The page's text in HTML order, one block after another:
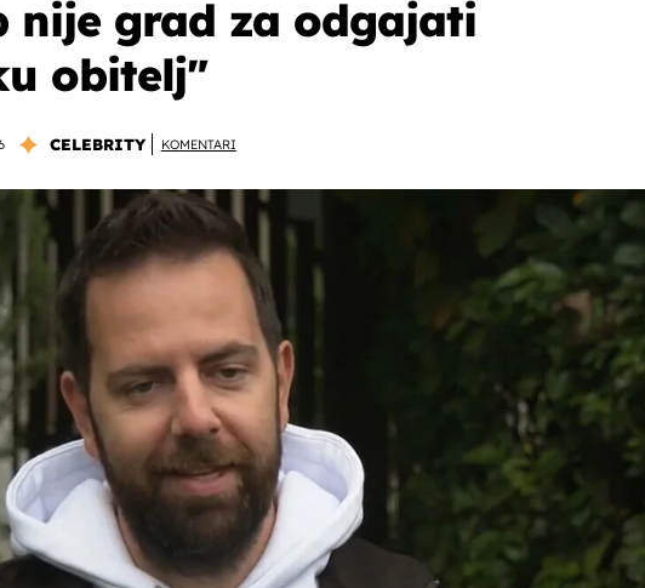
nije grad za odgajati
obitelj"
CELEBRITY KOMENTARI